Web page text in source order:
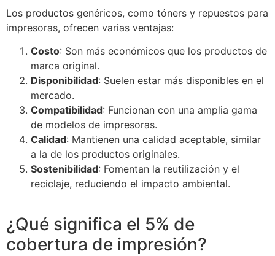
Los productos genéricos, como tóners y repuestos para
impresoras, ofrecen varias ventajas:
Costo: Son más económicos que los productos de
marca original.
Disponibilidad: Suelen estar más disponibles en el
mercado.
Compatibilidad: Funcionan con una amplia gama
de modelos de impresoras.
Calidad: Mantienen una calidad aceptable, similar
a la de los productos originales.
Sostenibilidad: Fomentan la reutilización y el
reciclaje, reduciendo el impacto ambiental.
¿Qué significa el 5% de
cobertura de impresión?